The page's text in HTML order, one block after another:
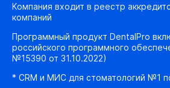
Компания входит в реестр
компаний
Программный продукт DentalPro
российского программного
№15390 от 31.10.2022)
* CRM и МИС для стоматологий №1